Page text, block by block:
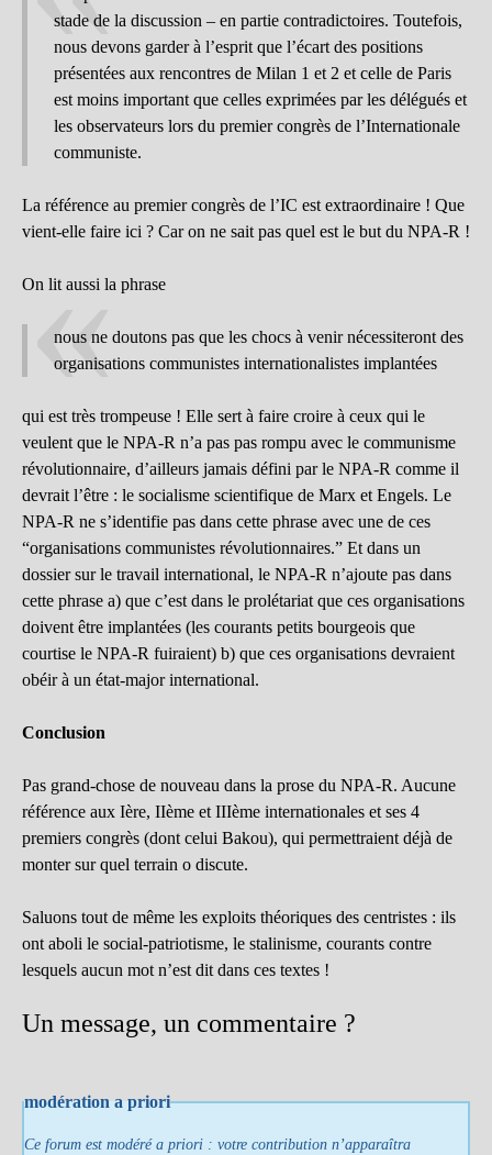
stade de la discussion – en partie contradictoires. Toutefois,
nous devons garder à l’esprit que l’écart des positions
présentées aux rencontres de Milan 1 et 2 et celle de Paris
est moins important que celles exprimées par les délégués et
les observateurs lors du premier congrès de l’Internationale
communiste.
La référence au premier congrès de l’IC est extraordinaire ! Que
vient-elle faire ici ? Car on ne sait pas quel est le but du NPA-R !
On lit aussi la phrase
nous ne doutons pas que les chocs à venir nécessiteront des
organisations communistes internationalistes implantées
qui est très trompeuse ! Elle sert à faire croire à ceux qui le
veulent que le NPA-R n’a pas pas rompu avec le communisme
révolutionnaire, d’ailleurs jamais défini par le NPA-R comme il
devrait l’être : le socialisme scientifique de Marx et Engels. Le
NPA-R ne s’identifie pas dans cette phrase avec une de ces
“organisations communistes révolutionnaires.” Et dans un
dossier sur le travail international, le NPA-R n’ajoute pas dans
cette phrase a) que c’est dans le prolétariat que ces organisations
doivent être implantées (les courants petits bourgeois que
courtise le NPA-R fuiraient) b) que ces organisations devraient
obéir à un état-major international.
Conclusion
Pas grand-chose de nouveau dans la prose du NPA-R. Aucune
référence aux Ière, IIème et IIIème internationales et ses 4
premiers congrès (dont celui Bakou), qui permettraient déjà de
monter sur quel terrain o discute.
Saluons tout de même les exploits théoriques des centristes : ils
ont aboli le social-patriotisme, le stalinisme, courants contre
lesquels aucun mot n’est dit dans ces textes !
Un message, un commentaire ?
modération a priori
Ce forum est modéré a priori : votre contribution n’apparaîtra